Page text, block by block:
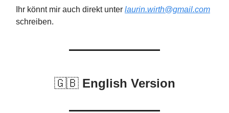
Ihr könnt mir auch direkt unter laurin.wirth@gmail.com
schreiben.
🇬🇧English Version